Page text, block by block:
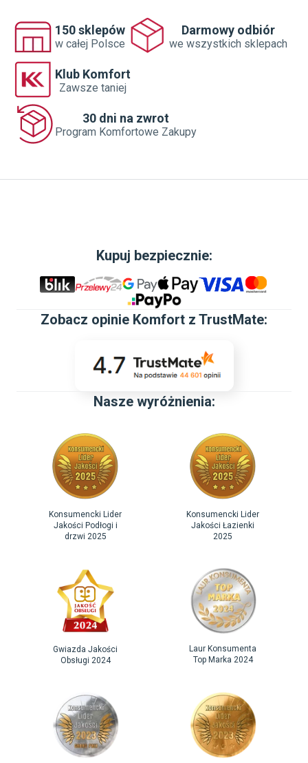
150 sklepów
w całej Polsce
Darmowy odbiór
we wszystkich sklepach
Klub Komfort
Zawsze taniej
30 dni na zwrot
Program Komfortowe Zakupy
Kupuj bezpiecznie:
Zobacz opinie Komfort z TrustMate:
Nasze wyróżnienia:
Konsumencki Lider
Jakości Podłogi i
drzwi 2025
Konsumencki Lider
Jakości Łazienki
2025
Gwiazda Jakości
Obsługi 2024
Laur Konsumenta
Top Marka 2024